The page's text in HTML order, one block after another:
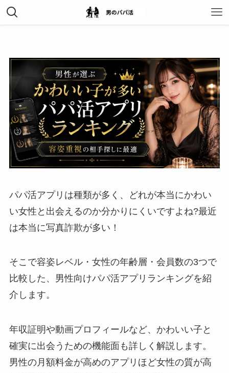
パパ活アプリは種類が多く、どれが本当にかわい
い女性と出会えるのか分かりにくいですよね?最近
は本当に写真詐欺が多い！
そこで容姿レベル・女性の年齢層・会員数の3つで
比較した、男性向けパパ活アプリランキングを紹
介します。
年収証明や動画プロフィールなど、かわいい子と
確実に出会うための機能面も詳しく解説します。
男性の月額料金が高めのアプリほど女性の質が高